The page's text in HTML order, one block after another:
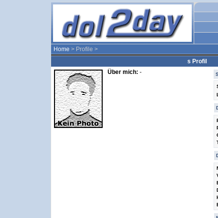
Home > Profile >
s Profil
Über mich: -